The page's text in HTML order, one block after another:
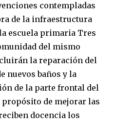
contempladas
de la infraestructura
escuela primaria Tres
del mismo
la reparación del
nuevos baños y la
de la parte frontal del
de mejorar las
docencia los